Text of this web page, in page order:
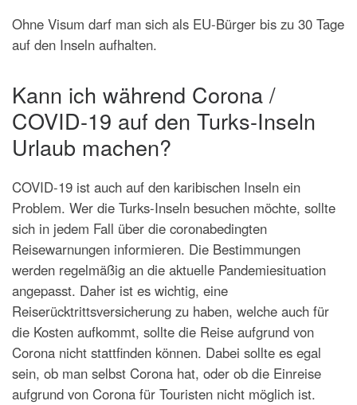
Ohne Visum darf man sich als EU-Bürger bis zu 30 Tage
auf den Inseln aufhalten.
Kann ich während Corona /
COVID-19 auf den Turks-Inseln
Urlaub machen?
COVID-19 ist auch auf den karibischen Inseln ein
Problem. Wer die Turks-Inseln besuchen möchte, sollte
sich in jedem Fall über die coronabedingten
Reisewarnungen informieren. Die Bestimmungen
werden regelmäßig an die aktuelle Pandemiesituation
angepasst. Daher ist es wichtig, eine
Reiserücktrittsversicherung zu haben, welche auch für
die Kosten aufkommt, sollte die Reise aufgrund von
Corona nicht stattfinden können. Dabei sollte es egal
sein, ob man selbst Corona hat, oder ob die Einreise
aufgrund von Corona für Touristen nicht möglich ist.